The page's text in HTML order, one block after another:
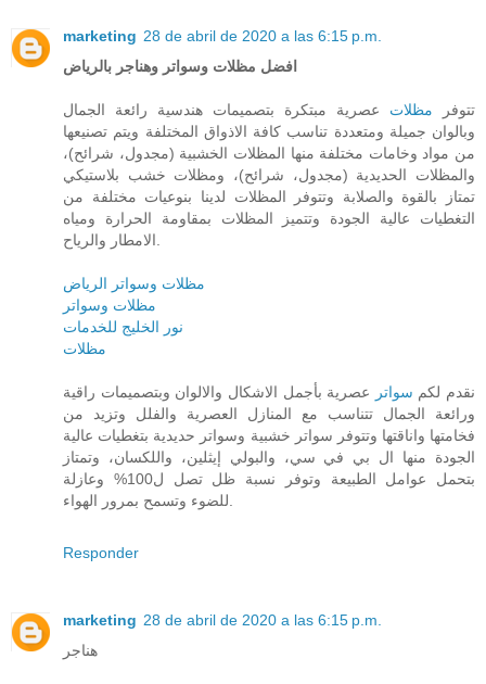
marketing 28 de abril de 2020 a las 6:15 p.m.
افضل مظلات وسواتر وهناجر بالرياض
تتوفر مظلات عصرية مبتكرة بتصميمات هندسية رائعة الجمال
وبالوان جميلة ومتعددة تناسب كافة الاذواق المختلفة ويتم تصنيعها
من مواد وخامات مختلفة منها المظلات الخشبية (مجدول، شرائح)،
والمظلات الحديدية (مجدول، شرائح)، ومظلات خشب بلاستيكي
تمتاز بالقوة والصلابة وتتوفر المظلات لدينا بنوعيات مختلفة من
التغطيات عالية الجودة وتتميز المظلات بمقاومة الحرارة ومياه
الامطار والرياح.
مظلات وسواتر الرياض
مظلات وسواتر
نور الخليج للخدمات
مظلات
نقدم لكم سواتر
عصرية بأجمل الاشكال والالوان وبتصميمات راقية
ورائعة الجمال تتناسب مع المنازل العصرية والفلل وتزيد من
فخامتها واناقتها وتتوفر سواتر خشبية وسواتر حديدية بتغطيات عالية
الجودة منها ال بي في سي، والبولي إيثلين، واللكسان، وتمتاز
بتحمل عوامل الطبيعة وتوفر نسبة ظل تصل ل100% وعازلة
للضوء وتسمح بمرور الهواء.
Responder
marketing 28 de abril de 2020 a las 6:15 p.m.
هناجر